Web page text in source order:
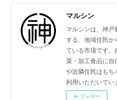
マルシン
マルシンは、神
する、地域住民か
ている市場です。
菜・加工食品に自
や近隣住民はもち
利用いただいてい
フォロー